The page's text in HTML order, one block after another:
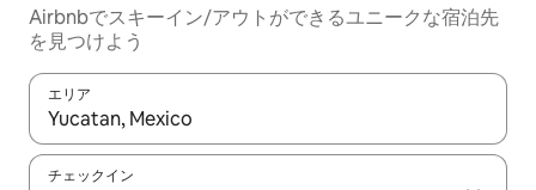
Airbnbでスキーイン/アウトができるユニークな宿泊先
を見つけよう
エリア
検索結果が表示されたら、上下の矢印キーを使って移動するか
チェックイン